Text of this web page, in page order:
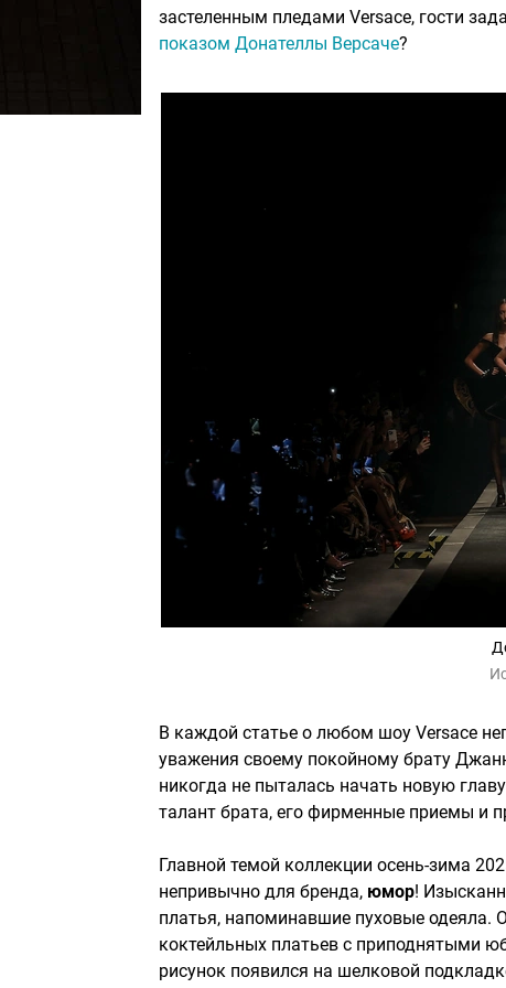
застеленным пледами Versace, гости
показом Донателлы Версаче?
В каждой статье о любом шоу Versace
уважения своему покойному брату
никогда не пыталась начать новую
талант брата, его фирменные приемы и
Главной темой коллекции осень-зима
непривычно для бренда, юмор!
платья, напоминавшие пуховые одеяла.
коктейльных платьев с приподнятыми
рисунок появился на шелковой